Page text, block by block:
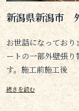
新潟県新潟市
お世話になってお
ートの一部外壁張り
す。施工前施工後
続きを読む